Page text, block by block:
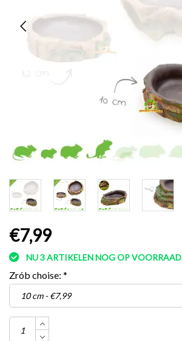
€7,99
NU 3 ARTIKELEN NOG OP VOORRAAD
Zrób choise: *